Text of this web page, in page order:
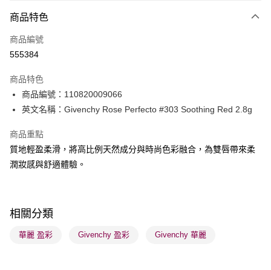
信用卡
Apple Pay
PayMe
WeChat Pay
BoC Pay
送貨方式
每筆HK$65.00，滿HK$300.00或以上免運費
商品特色
商品編號
555384
商品特色
商品編號：110820009066
英文名稱：Givenchy Rose Perfecto #303 Soothing Red 2.8g
商品重點
質地輕盈柔滑，將高比例天然成分與時尚色彩融合，為雙唇帶來柔
潤妝感與舒適體驗。
相關分類
華麗 盈彩 Givenchy 盈彩 Givenchy 華麗